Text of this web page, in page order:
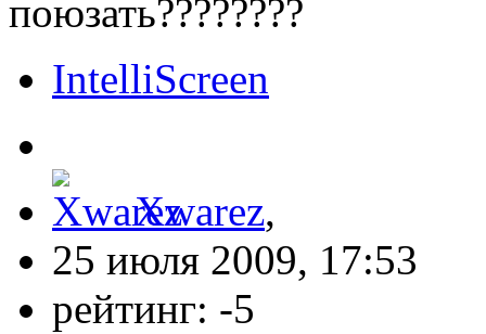
поюзать????????
IntelliScreen
Xwarez,
25 июля 2009, 17:53
рейтинг: -5